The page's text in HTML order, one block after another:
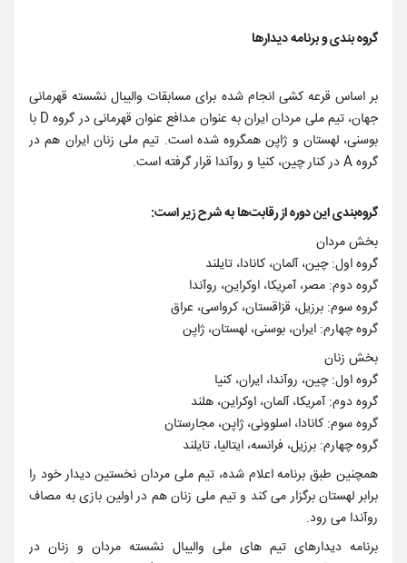
گروه بندی و برنامه دیدارها
بر اساس قرعه کشی انجام شده برای مسابقات والیبال نشسته قهرمانی
جهان، تیم ملی مردان ایران به عنوان مدافع عنوان قهرمانی در گروه D با
بوسنی، لهستان و ژاپن همگروه شده است. تیم ملی زنان ایران هم در
گروه A در کنار چین، کنیا و روآندا قرار گرفته است.
️گروه‌بندی این دوره از رقابت‌ها به شرح زیر است:
بخش مردان
گروه اول: چین، آلمان، کانادا، تایلند
گروه دوم: مصر، آمریکا، اوکراین، روآندا
گروه سوم: برزیل، قزاقستان، کرواسی، عراق
گروه چهارم: ایران، بوسنی، لهستان، ژاپن
بخش زنان
گروه اول: چین، روآندا، ایران، کنیا
گروه دوم: آمریکا، آلمان، اوکراین، هلند
گروه سوم: کانادا، اسلوونی، ژاپن، مجارستان
گروه چهارم: برزیل، فرانسه، ایتالیا، تایلند
همچنین طبق برنامه اعلام شده، تیم ملی مردان نخستین دیدار خود را
برابر لهستان برگزار می کند و تیم ملی زنان هم در اولین بازی به مصاف
روآندا می رود.
برنامه دیدارهای تیم های ملی والیبال نشسته مردان و زنان در